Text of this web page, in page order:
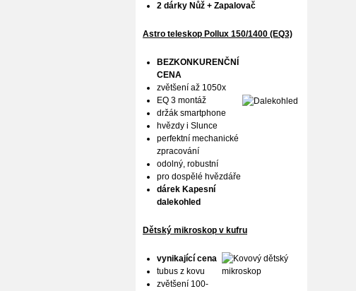
2 dárky Nůž + Zapalovač
Astro teleskop Pollux 150/1400 (EQ3)
BEZKONKURENČNÍ
CENA
zvětšení až 1050x
EQ 3 montáž
držák smartphone
hvězdy i Slunce
perfektní mechanické
zpracování
odolný, robustní
pro dospělé hvězdáře
dárek Kapesní
dalekohled
Dětský mikroskop v kufru
vynikající cena
tubus z kovu
zvětšení 100-